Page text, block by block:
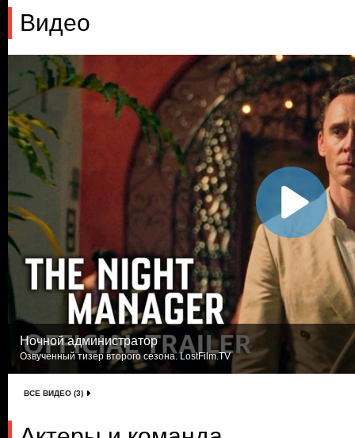
Видео
Ночной администратор
Озвученный тизер второго сезона. LostFilm.TV
ВСЕ ВИДЕО (3)